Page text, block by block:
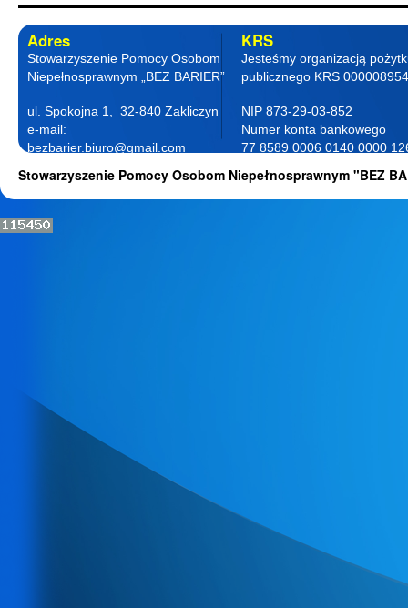
Adres
Stowarzyszenie Pomocy Osobom
Niepełnosprawnym „BEZ BARIER”
ul. Spokojna 1, 32-840 Zakliczyn
e-mail:
bezbarier.biuro@gmail.com
KRS
Jesteśmy organizacją
publicznego KRS
NIP 873-29-03-852
Numer konta bankowego
77 8589 0006 0140 0000
Stowarzyszenie Pomocy Osobom Niepełnosprawnym "BEZ